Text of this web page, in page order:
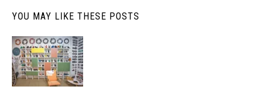
YOU MAY LIKE THESE POSTS